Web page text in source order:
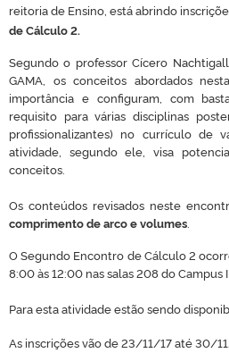
reitoria de Ensino, está abrindo
de Cálculo 2
Segundo o professor Cícero
GAMA, os conceitos abordados
importância e configuram, com
requisito para várias disciplinas
profissionalizantes) no currículo de
atividade, segundo ele, visa
conceitos.
Os conteúdos revisados neste
comprimento de arco e volumes
O Segundo Encontro de Cálculo 2
8:00 às 12:00 nas salas 208 do Campus
Para esta atividade estão sendo
As inscrições vão de 23/11/17 até 30/